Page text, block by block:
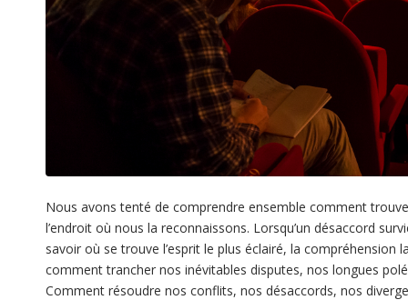
Nous avons tenté de comprendre ensemble comment
l’endroit où nous la reconnaissons. Lorsqu’un désaccord
savoir où se trouve l’esprit le plus éclairé, la compréhension
comment trancher nos inévitables disputes, nos longues
Comment résoudre nos conflits, nos désaccords, nos